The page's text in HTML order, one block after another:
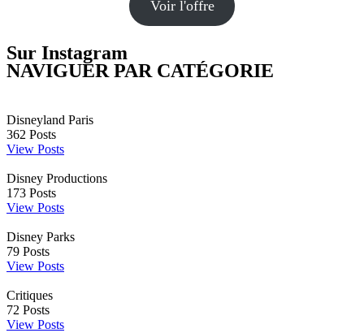
Voir l'offre
Sur Instagram
NAVIGUER PAR CATÉGORIE
Disneyland Paris
362 Posts
View Posts
Disney Productions
173 Posts
View Posts
Disney Parks
79 Posts
View Posts
Critiques
72 Posts
View Posts